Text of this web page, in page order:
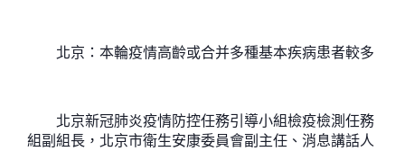
北京：本輪疫情高齡或合并多種基本疾病患者較多
北京新冠肺炎疫情防控任務引導小組檢疫檢測任務
組副組長，北京市衛生安康委員會副主任、消息講話人